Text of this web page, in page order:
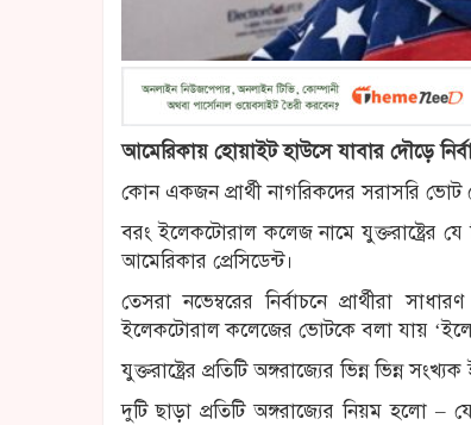
আমেরিকায় হোয়াইট হাউসে যাবার দৌড়ে
কোন একজন প্রার্থী নাগরিকদের সরাসরি ভোট
বরং ইলেকটোরাল কলেজ নামে যুক্তরাষ্ট্রের
আমেরিকার প্রেসিডেন্ট।
তেসরা নভেম্বরের নির্বাচনে প্রার্থীরা
ইলেকটোরাল কলেজের ভোটকে বলা যায়
যুক্তরাষ্ট্রের প্রতিটি অঙ্গরাজ্যের ভিন্ন ভিন্ন
দুটি ছাড়া প্রতিটি অঙ্গরাজ্যের নিয়ম হলো